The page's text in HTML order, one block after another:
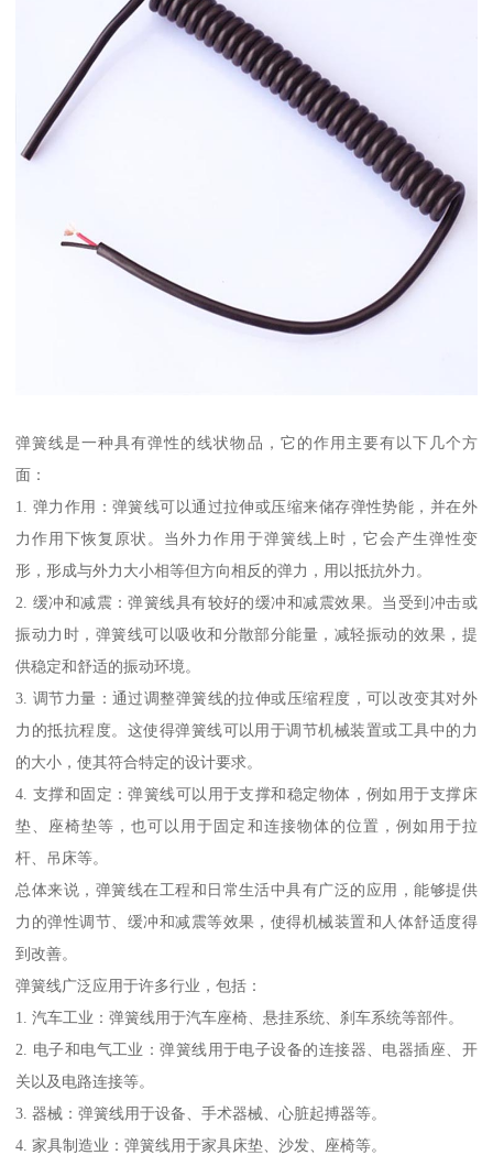
弹簧线是一种具有弹性的线状物品，它的作用主要有以下几个方
面：
1. 弹力作用：弹簧线可以通过拉伸或压缩来储存弹性势能，并在外
力作用下恢复原状。当外力作用于弹簧线上时，它会产生弹性变
形，形成与外力大小相等但方向相反的弹力，用以抵抗外力。
2. 缓冲和减震：弹簧线具有较好的缓冲和减震效果。当受到冲击或
振动力时，弹簧线可以吸收和分散部分能量，减轻振动的效果，提
供稳定和舒适的振动环境。
3. 调节力量：通过调整弹簧线的拉伸或压缩程度，可以改变其对外
力的抵抗程度。这使得弹簧线可以用于调节机械装置或工具中的力
的大小，使其符合特定的设计要求。
4. 支撑和固定：弹簧线可以用于支撑和稳定物体，例如用于支撑床
垫、座椅垫等，也可以用于固定和连接物体的位置，例如用于拉
杆、吊床等。
总体来说，弹簧线在工程和日常生活中具有广泛的应用，能够提供
力的弹性调节、缓冲和减震等效果，使得机械装置和人体舒适度得
到改善。
弹簧线广泛应用于许多行业，包括：
1. 汽车工业：弹簧线用于汽车座椅、悬挂系统、刹车系统等部件。
2. 电子和电气工业：弹簧线用于电子设备的连接器、电器插座、开
关以及电路连接等。
3. 器械：弹簧线用于设备、手术器械、心脏起搏器等。
4. 家具制造业：弹簧线用于家具床垫、沙发、座椅等。